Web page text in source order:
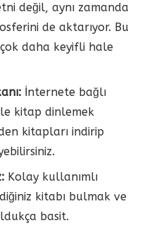
değil, aynı zamanda
de aktarıyor. Bu
daha keyifli hale
İnternete bağlı
kitap dinlemek
kitapları indirip
Kolay kullanımlı
kitabı bulmak ve
basit.